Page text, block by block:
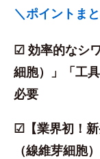
＼ポイントま
☑ 効率的なシ
細胞）」「工
必要
☑【業界初！
（線維芽細胞